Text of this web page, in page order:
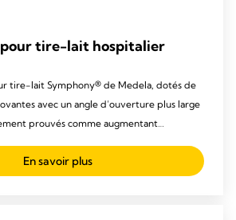
pour tire-lait hospitalier
tire-lait Symphony® de Medela, dotés de
avec un angle d’ouverture plus large
prouvés comme augmentant
En savoir plus